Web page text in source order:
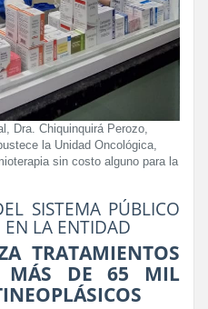
Dra. Chiquinquirá Perozo,
la Unidad Oncológica,
sin costo alguno para la
SISTEMA PÚBLICO
LA ENTIDAD
TRATAMIENTOS
MÁS DE 65 MIL